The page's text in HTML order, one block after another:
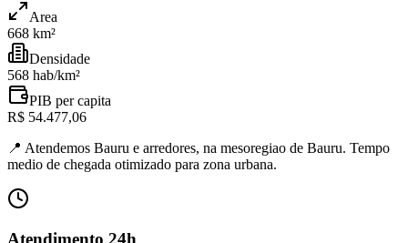
Area
668 km²
Densidade
568 hab/km²
PIB per capita
R$ 54.477,06
📍 Atendemos Bauru e arredores, na mesoregiao de Bauru. Tempo
medio de chegada otimizado para zona urbana.